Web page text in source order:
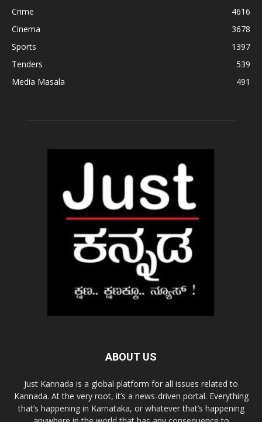
Crime
4616
Cinema
3678
Sports
1397
Tenders
539
Media Masala
491
ABOUT US
Just Kannada is a global platform for all issues related to
Kannada. At the very root, it’s a news-driven portal. Everything
that’s happening in Karnataka, or whatever that’s happening